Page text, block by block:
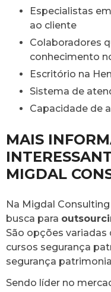
Especialistas em atendimento personalizado
ao cliente
Colaboradores que possuem amplo
conhecimento
Escritório na
Sistema de
Capacidade
MAIS
MIGDAL
Na Migdal
busca para
São opções
cursos segurança
segurança
Sendo líder no